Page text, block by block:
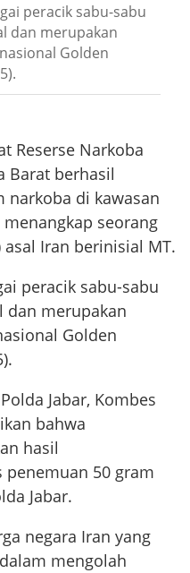
peracik sabu-sabu
dan merupakan
Golden
Reserse Narkoba
Barat berhasil
narkoba di kawasan
menangkap seorang
asal Iran berinisial MT.
peracik sabu-sabu
dan merupakan
Golden
Jabar, Kombes
bahwa
hasil
penemuan 50 gram
Jabar.
negara Iran yang
mengolah